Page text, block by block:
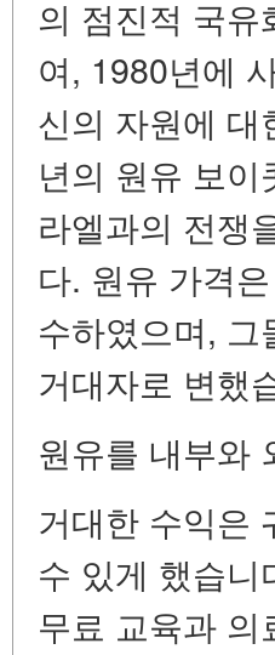
의 점진적 국
여, 1980년에
신의 자원에
년의 원유 보
라엘과의 전쟁
다. 원유 가격
수하였으며,
거대자로 변했
원유를 내부와
거대한 수익은
수 있게 했습
무료 교육과